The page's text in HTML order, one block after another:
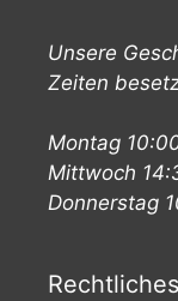
Unsere
Zeiten
Montag
Mittwoch
Donnerstag
Rechtliches